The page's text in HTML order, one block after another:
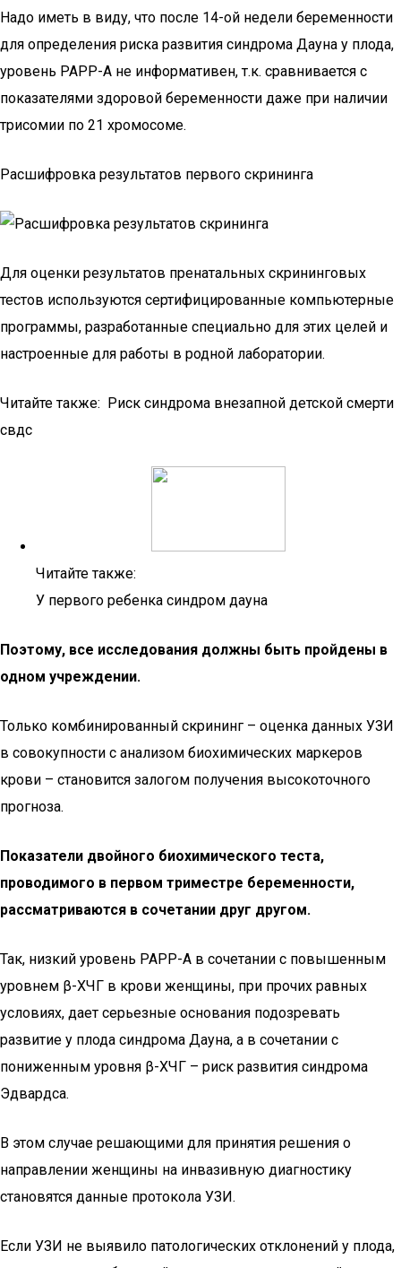
Надо иметь в виду, что после 14-ой недели беременности
для определения риска развития синдрома Дауна у плода,
уровень РАРР-А не информативен, т.к. сравнивается с
показателями здоровой беременности даже при наличии
трисомии по 21 хромосоме.
Расшифровка результатов первого скрининга
Для оценки результатов пренатальных скрининговых
тестов используются сертифицированные компьютерные
программы, разработанные специально для этих целей и
настроенные для работы в родной лаборатории.
Читайте также: Риск синдрома внезапной детской смерти
свдс
Читайте также:
У первого ребенка синдром дауна
Поэтому, все исследования должны быть пройдены в
одном учреждении.
Только комбинированный скрининг – оценка данных УЗИ
в совокупности с анализом биохимических маркеров
крови – становится залогом получения высокоточного
прогноза.
Показатели двойного биохимического теста,
проводимого в первом триместре беременности,
рассматриваются в сочетании друг другом.
Так, низкий уровень РАРР-А в сочетании с повышенным
уровнем β-ХЧГ в крови женщины, при прочих равных
условиях, дает серьезные основания подозревать
развитие у плода синдрома Дауна, а в сочетании с
пониженным уровня β-ХЧГ – риск развития синдрома
Эдвардса.
В этом случае решающими для принятия решения о
направлении женщины на инвазивную диагностику
становятся данные протокола УЗИ.
Если УЗИ не выявило патологических отклонений у плода,